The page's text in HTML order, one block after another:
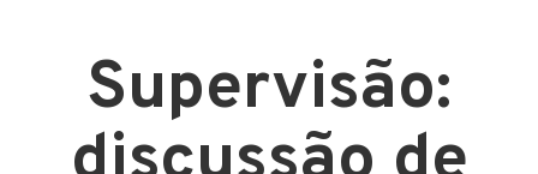
Supervisão: